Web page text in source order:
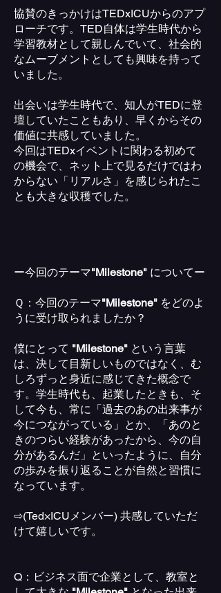
協賛のきっかけはTEDxICUからのアプ
ローチです。TED自体は学生時代から
学習教材として親しんでいて、社会的
なムーブメントとしても興味を持って
いました。
出会いは学生時代で、知人がTEDに登
壇していたこともあり、早くからその
価値に共感していました。
今回はTEDxイベントに関わる初めて
の機会で、ネット上で見るだけではわ
からない「リアルさ」を感じられたこ
とも大きな収穫でした。
ー今回のテーマ"Milestone" についてー
Ｑ：今回のテーマ"Milestone" をどのよ
うに受け取られましたか？
僕にとって "Milestone" という言葉
は、決して目新しいものではなく、む
しろずっと身近に感じてきた概念で
す。学生時代も、起業したときも、そ
して今も、常に「過去のあの出来事が
今につながっている」とか、「あのと
きのつらい経験があったから、今の自
分があるんだ」といったように、自分
の歩みを振り返ることが自然と習慣に
なっています。
⇨(Ted×ICUメンバー) 共感していただ
けて嬉しいです。
Q：ビジネス面で企業として、教室と